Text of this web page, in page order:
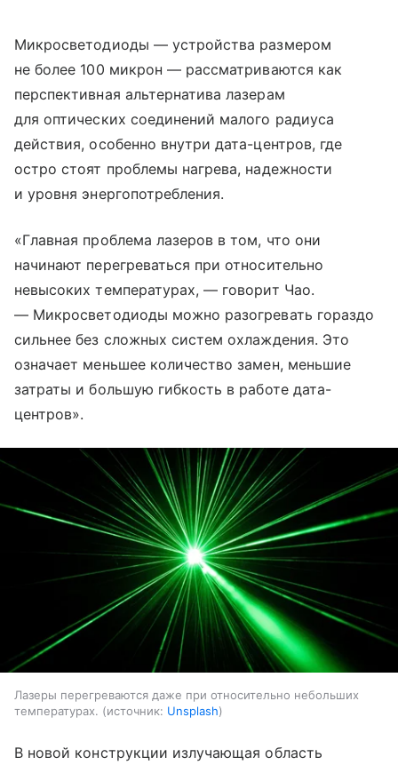
Микросветодиоды — устройства размером
не более 100 микрон — рассматриваются как
перспективная альтернатива лазерам
для оптических соединений малого радиуса
действия, особенно внутри дата-центров, где
остро стоят проблемы нагрева, надежности
и уровня энергопотребления.
«Главная проблема лазеров в том, что они
начинают перегреваться при относительно
невысоких температурах, — говорит Чао.
— Микросветодиоды можно разогревать гораздо
сильнее без сложных систем охлаждения. Это
означает меньшее количество замен, меньшие
затраты и большую гибкость в работе дата-
центров».
Лазеры перегреваются даже при относительно небольших
температурах.
источник: Unsplash
В новой конструкции излучающая область